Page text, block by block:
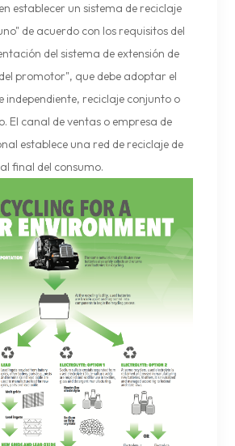
establecer un sistema de reciclaje
de acuerdo con los requisitos del
del sistema de extensión de
promotor", que debe adoptar el
independiente, reciclaje conjunto o
El canal de ventas o empresa de
establece una red de reciclaje de
final del consumo.